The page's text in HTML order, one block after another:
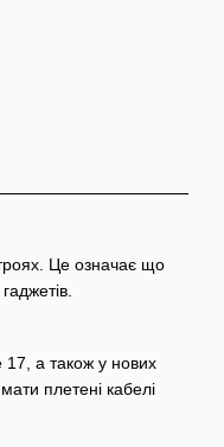
Це͏ означає що
17, а також у нових
плетені кабелі